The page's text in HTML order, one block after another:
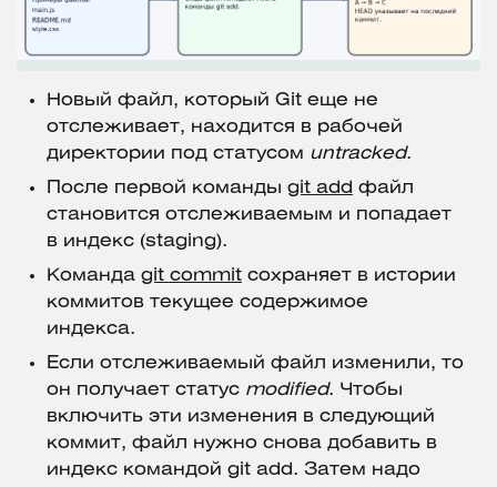
Новый файл, который Git еще не
отслеживает, находится в рабочей
директории под статусом untracked.
После первой команды git add файл
становится отслеживаемым и попадает
в индекс (staging).
Команда git commit сохраняет в истории
коммитов текущее содержимое
индекса.
Если отслеживаемый файл изменили, то
он получает статус modified. Чтобы
включить эти изменения в следующий
коммит, файл нужно снова добавить в
индекс командой git add. Затем надо